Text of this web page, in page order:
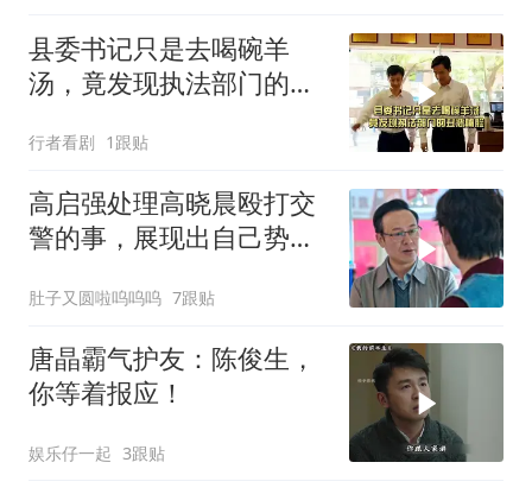
县委书记只是去喝碗羊
汤，竟发现执法部门的丑
行者看剧 1跟贴
高启强处理高晓晨殴打交
警的事，展现出自己势力
肚子又圆啦呜呜呜 7跟贴
唐晶霸气护友：陈俊生，
你等着报应！
娱乐仔一起 3跟贴